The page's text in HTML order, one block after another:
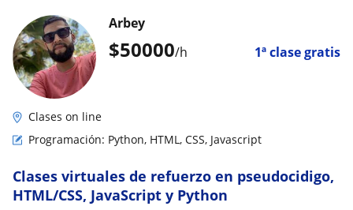
$50000/h 1ª clase gratis
Arbey
Clases on line
Programación: Python, HTML, CSS, Javascript
Clases virtuales de refuerzo en pseudocidigo,
HTML/CSS, JavaScript y Python